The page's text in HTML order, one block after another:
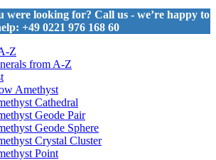
looking for? Call us - we’re happy to
+49 0221 976 168 60
Z
from A-Z
Amethyst
Cathedral
Geode Pair
Geode Sphere
Crystal Cluster
Point